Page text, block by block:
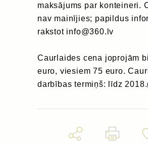
maksājums par konteineri.
nav mainījies; papildus
rakstot info@360.lv
Caurlaides cena joprojām
euro, viesiem 75 euro.
darbības termiņš: līdz